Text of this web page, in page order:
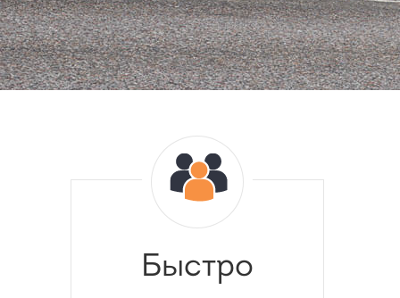
Быстро